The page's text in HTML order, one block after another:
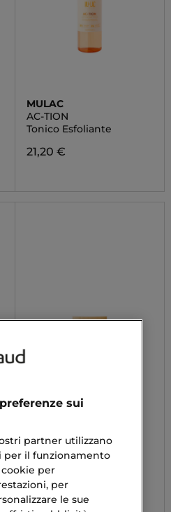
MULAC
AC-TION
Tonico Esfoliante
21,20 €
MULAC
SOS MASK
Maschera Viso
Purificante
18,00 €
sui
partner utilizzano
per il funzionamento
per
per
le sue